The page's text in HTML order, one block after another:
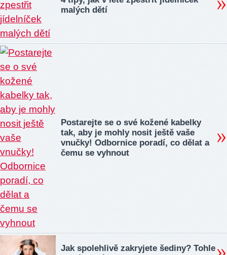
malých dětí
Postarejte se o své kožené kabelky
tak, aby je mohly nosit ještě vaše
vnučky! Odbornice poradí, co dělat a
čemu se vyhnout
Jak spolehlivě zakryjete šediny? Tohle